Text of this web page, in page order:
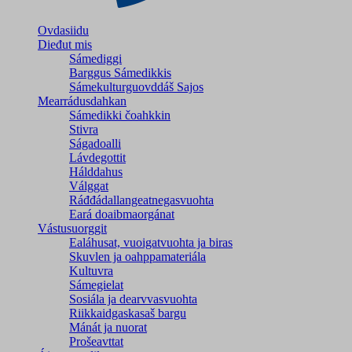
Ovdasiidu
Dieđut mis
Sámediggi
Barggus Sámedikkis
Sámekulturguovddáš Sajos
Mearrádusdahkan
Sámedikki čoahkkin
Stivra
Ságadoalli
Lávdegottit
Hálddahus
Válggat
Ráđđádallangeatnegas­vuohta
Eará doaibmaorgánat
Vástusuorggit
Ealáhusat, vuoigatvuohta ja biras
Skuvlen ja oahppamateriála
Kultuvra
Sámegielat
Sosiála ja dearvvasvuohta
Riikkaidgaskasaš bargu
Mánát ja nuorat
Prošeavttat